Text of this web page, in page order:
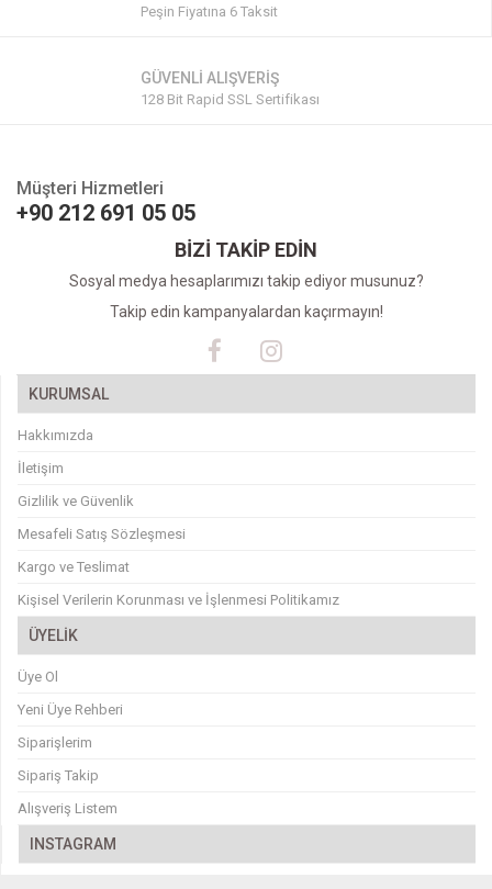
Peşin Fiyatına 6 Taksit
GÜVENLİ ALIŞVERİŞ
128 Bit Rapid SSL Sertifikası
Müşteri Hizmetleri
+90 212 691 05 05
BİZİ TAKİP EDİN
Sosyal medya hesaplarımızı takip ediyor musunuz?
Takip edin kampanyalardan kaçırmayın!
KURUMSAL
Hakkımızda
İletişim
Gizlilik ve Güvenlik
Mesafeli Satış Sözleşmesi
Kargo ve Teslimat
Kişisel Verilerin Korunması ve İşlenmesi Politikamız
ÜYELİK
Üye Ol
Yeni Üye Rehberi
Siparişlerim
Sipariş Takip
Alışveriş Listem
INSTAGRAM